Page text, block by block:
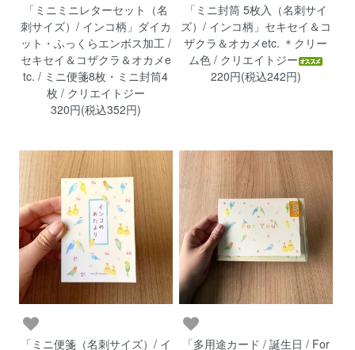
「ミニミニレターセット（名
刺サイズ）/ インコ柄」ダイカ
ット・ふっくらエンボス加工 /
セキセイ＆コザクラ＆オカメe
tc. / ミニ便箋8枚・ミニ封筒4
枚 / クリエイトジー
320円(税込352円)
「ミニ封筒 5枚入（名刺サイ
ズ）/ インコ柄」セキセイ＆コ
ザクラ＆オカメetc. ＊クリー
ム色 / クリエイトジー
220円(税込242円)
「ミニ便箋（名刺サイズ）/ イ
「多用途カード / 誕生日 / For